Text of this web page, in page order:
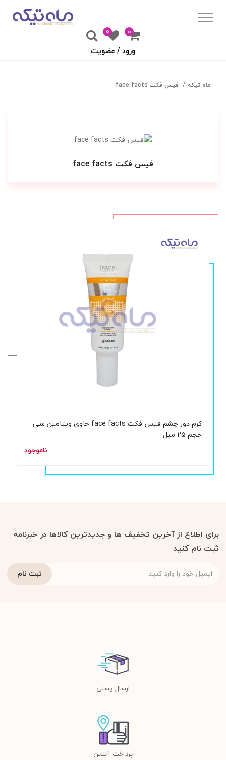
۰
0
ورود / عضویت
ماه تیکه فیس فکت face facts
فیس فکت face facts
کرم دور چشم فیس فکت face facts حاوی ویتامین سی
حجم 25 میل
ناموجود
برای اطلاع از آخرین تخفیف ها و جدیدترین کالاها در خبرنامه
ثبت نام کنید
ارسال پستی
پرداخت آنلاین